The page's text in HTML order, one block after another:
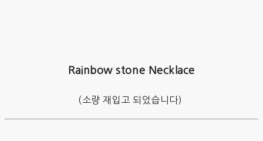
Rainbow stone Necklace
(소량 재입고 되었습니다)